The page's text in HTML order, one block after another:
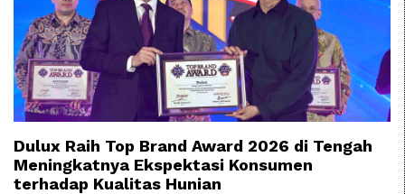
Dulux Raih Top Brand Award 2026 di Tengah
Meningkatnya Ekspektasi Konsumen
terhadap Kualitas Hunian